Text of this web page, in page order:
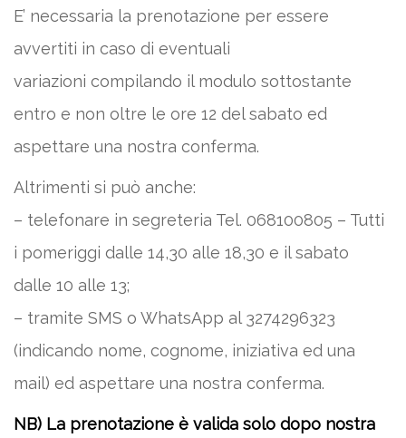
E’ necessaria la prenotazione per essere
avvertiti in caso di eventuali
variazioni compilando il modulo sottostante
entro e non oltre le ore 12 del sabato ed
aspettare una nostra conferma.
Altrimenti si può anche:
– telefonare in segreteria Tel. 068100805 – Tutti
i pomeriggi dalle 14,30 alle 18,30 e il sabato
dalle 10 alle 13;
– tramite SMS o WhatsApp al 3274296323
(indicando nome, cognome, iniziativa ed una
mail) ed aspettare una nostra conferma.
NB) La prenotazione è valida solo dopo nostra